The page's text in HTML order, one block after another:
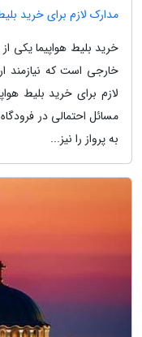
مدارک لازم برای خرید
خرید بلیط هواپیما یکی
خارجی است که نیازمند
لازم برای خرید بلیط
مسائل احتمالی در
به پرواز را نیز...